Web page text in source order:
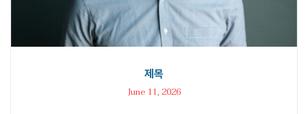
제목
June 11, 2026